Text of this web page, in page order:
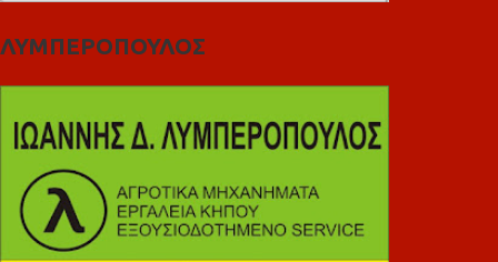
ΛΥΜΠΕΡΟΠΟΥΛΟΣ